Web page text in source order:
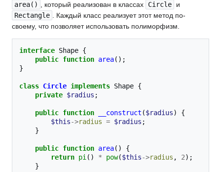
area() , который реализован в классах Circle
и
Rectangle . Каждый класс реализует этот метод по-
своему, что позволяет использовать полиморфизм.
interface Shape {
public function area();
}
class Circle implements Shape {
private $radius ;
public function __construct ($radius)
{
$this->radius = $radius ;
}
public function area()
{
return pi() * pow($this->radius , 2);
}